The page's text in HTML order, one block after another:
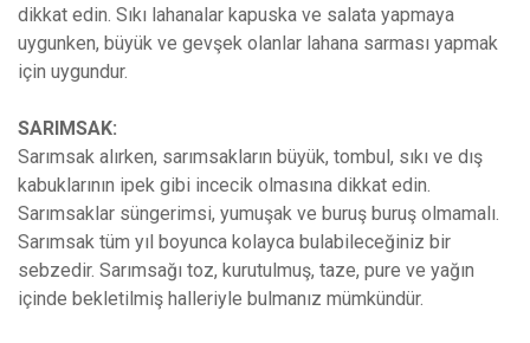
dikkat edin. Sıkı lahanalar kapuska ve salata yapmaya
uygunken, büyük ve gevşek olanlar lahana sarması yapmak
için uygundur.
SARIMSAK:
Sarımsak alırken, sarımsakların büyük, tombul, sıkı ve dış
kabuklarının ipek gibi incecik olmasına dikkat edin.
Sarımsaklar süngerimsi, yumuşak ve buruş buruş olmamalı.
Sarımsak tüm yıl boyunca kolayca bulabileceğiniz bir
sebzedir. Sarımsağı toz, kurutulmuş, taze, pure ve yağın
içinde bekletilmiş halleriyle bulmanız mümkündür.